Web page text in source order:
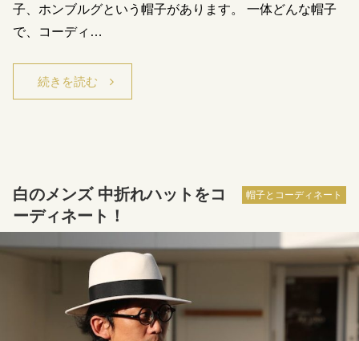
子、ホンブルグという帽子があります。 一体どんな帽子
で、コーディ…
続きを読む
帽子とコーディネート
白のメンズ 中折れハットをコ
ーディネート！